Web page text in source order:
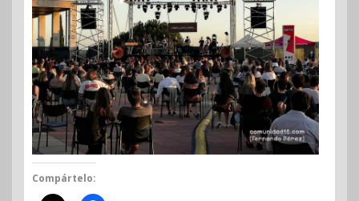
Compártelo: